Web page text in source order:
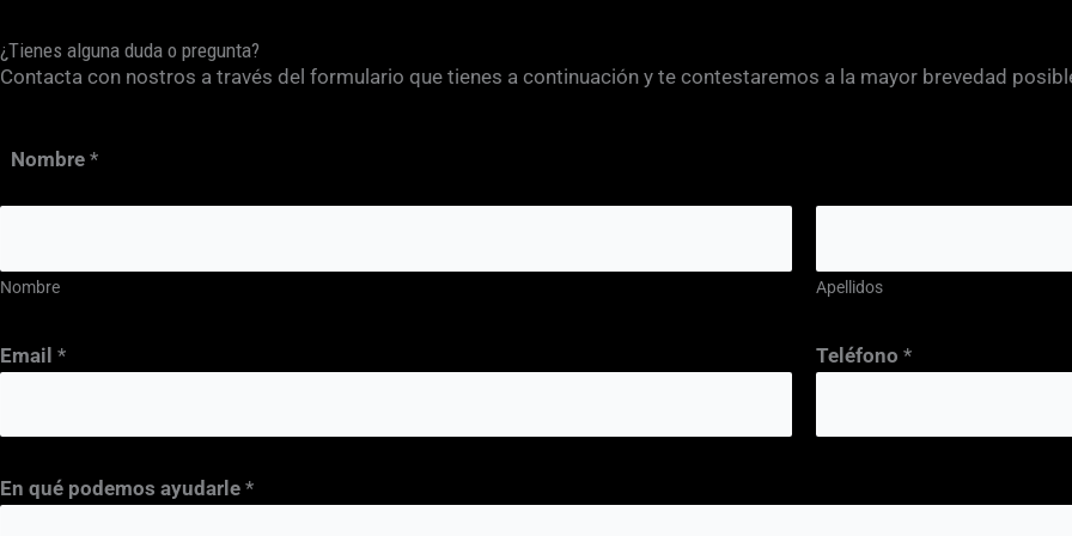
¿Tienes alguna duda o pregunta?
Contacta con nostros a través del formulario que tienes a continuación y te contestaremos a la mayor brevedad
Nombre *
Nombre Apellidos
n
u
d
Email * Teléfono *
En qué podemos ayudarle *